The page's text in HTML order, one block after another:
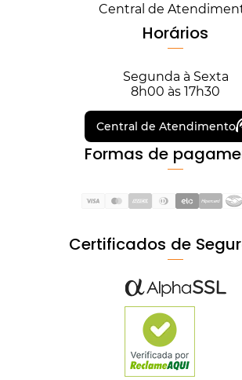
Central de
Horários
Segunda à Sexta
8h00 às 17h30
Central de Atendimento
Formas de
Certificados de